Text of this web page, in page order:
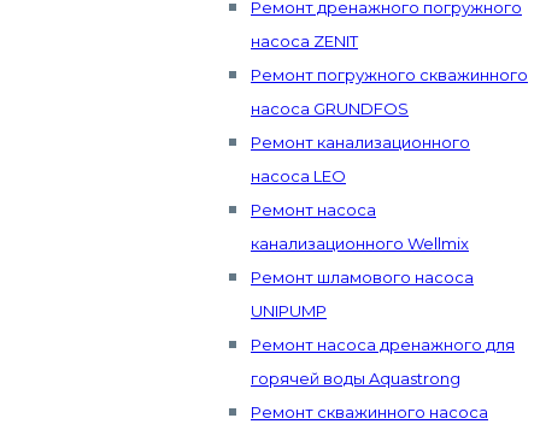
Ремонт дренажного погружного
насоса ZENIT
Ремонт погружного скважинного
насоса GRUNDFOS
Ремонт канализационного
насоса LEO
Ремонт насоса
канализационного Wellmix
Ремонт шламового насоса
UNIPUMP
Ремонт насоса дренажного для
горячей воды Aquastrong
Ремонт скважинного насоса